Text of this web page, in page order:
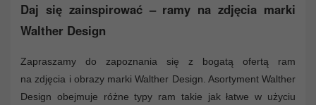
Daj się zainspirować – ramy na zdjęcia marki
Walther Design
Zapraszamy do zapoznania się z bogatą ofertą ram
na zdjęcia i obrazy marki Walther Design. Asortyment Walther
Design obejmuje różne typy ram takie jak łatwe w użyciu